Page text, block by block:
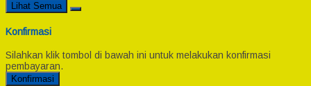
Lihat Semua
Konfirmasi
Silahkan klik tombol di bawah ini untuk melakukan konfirmasi
pembayaran.
Konfirmasi